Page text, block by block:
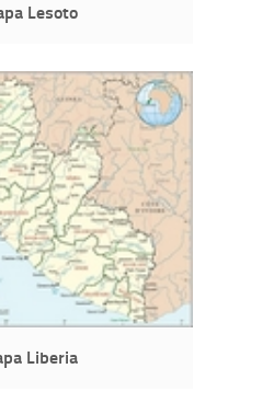
Lesoto
Liberia